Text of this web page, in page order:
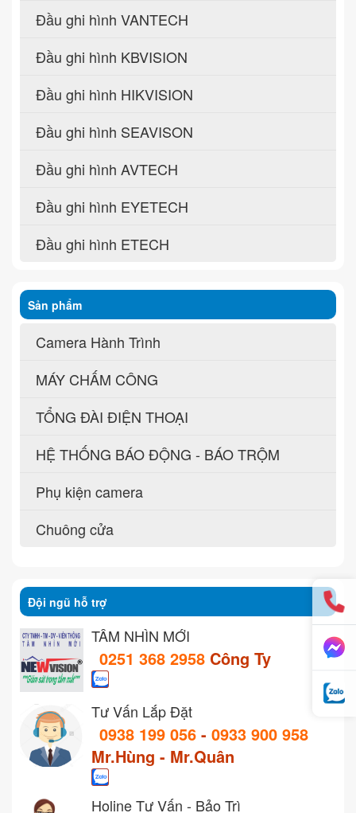
Đầu ghi hình VANTECH
Đầu ghi hình KBVISION
Đầu ghi hình HIKVISION
Đầu ghi hình SEAVISON
Đầu ghi hình AVTECH
Đầu ghi hình EYETECH
Đầu ghi hình ETECH
Sản phẩm
Camera Hành Trình
MÁY CHẤM CÔNG
TỔNG ĐÀI ĐIỆN THOẠI
HỆ THỐNG BÁO ĐỘNG - BÁO TRỘM
Phụ kiện camera
Chuông cửa
Đội ngũ hỗ trợ
TẦM NHÌN MỚI
0251 368 2958 Công Ty
Tư Vấn Lắp Đặt
0938 199 056 - 0933 900 958
Mr.Hùng - Mr.Quân
Holine Tư Vấn - Bảo Trì